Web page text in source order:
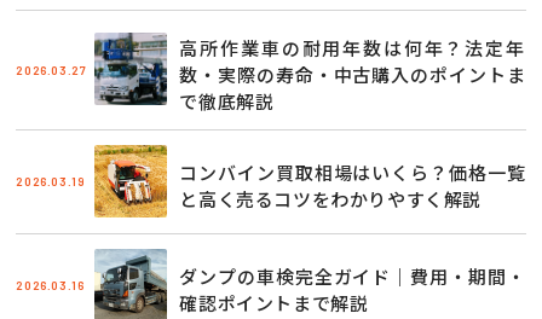
2026.03.27
高所作業車の耐用年数は何年？法定年
数・実際の寿命・中古購入のポイントま
で徹底解説
2026.03.19
コンバイン買取相場はいくら？価格一覧
と高く売るコツをわかりやすく解説
2026.03.16
ダンプの車検完全ガイド｜費用・期間・
確認ポイントまで解説